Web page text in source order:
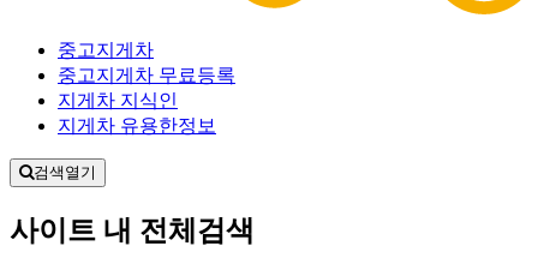
중고지게차
중고지게차 무료등록
지게차 지식인
지게차 유용한정보
검색열기
사이트 내 전체검색